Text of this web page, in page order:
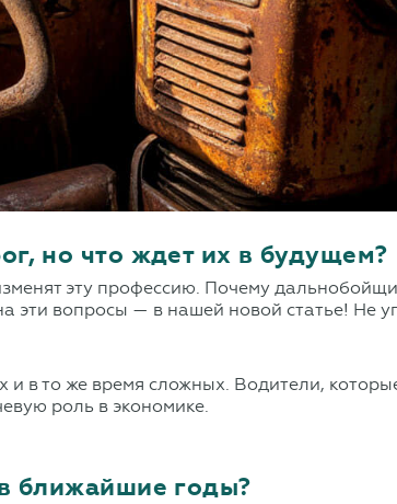
но что ждет их в будущем?
эту профессию. Почему
вопросы — в нашей новой статье! Не
в то же время сложных. Водители,
роль в экономике.
ближайшие годы?